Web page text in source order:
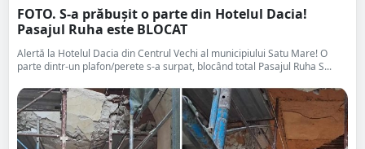
FOTO. S-a prăbușit o parte din Hotelul Dacia!
Pasajul Ruha este BLOCAT
Alertă la Hotelul Dacia din Centrul Vechi al municipiului Satu Mare! O
parte dintr-un plafon/perete s-a surpat, blocând total Pasajul Ruha S...